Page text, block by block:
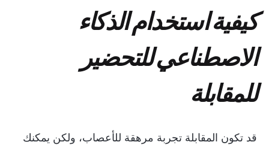
كيفية استخدام الذكاء
الاصطناعي للتحضير
للمقابلة
قد تكون المقابلة تجربة مرهقة للأعصاب، ولكن يمكنك